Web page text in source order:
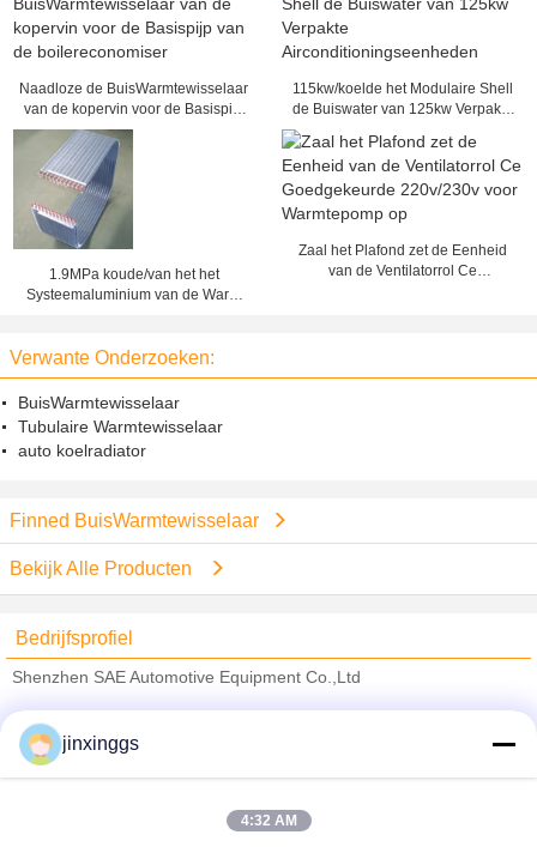
Naadloze de BuisWarmtewisselaar
van de kopervin voor de Basispijp
van de boilereconomiser
115kw/koelde het Modulaire Shell
de Buiswater van 125kw Verpakte
1.9MPa koude/van het het
Systeemaluminium van de Warm
Zaal het Plafond zet de Eenheid
van de Ventilatorrol Ce
Verwante Onderzoeken:
BuisWarmtewisselaar
Tubulaire Warmtewisselaar
auto koelradiator
Finned BuisWarmtewisselaar
Bekijk Alle Producten
Bedrijfsprofiel
Shenzhen SAE Automotive Equipment Co.,Ltd
Trust Seal
jinxinggs
4:32 AM